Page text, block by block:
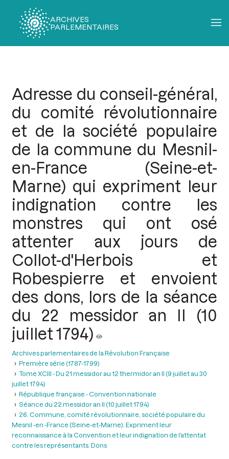
ARCHIVES
PARLEMENTAIRES
Adresse du conseil-général,
du comité révolutionnaire
et de la société populaire
de la commune du Mesnil-
en-France (Seine-et-
Marne) qui expriment leur
indignation contre les
monstres qui ont osé
attenter aux jours de
Collot-d'Herbois et
Robespierre et envoient
des dons, lors de la séance
du 22 messidor an II (10
juillet 1794)
Archives parlementaires de la Révolution Française
Première série (1787-1799)
Tome XCIII - Du 21 messidor au 12 thermidor an II (9 juillet au 30
juillet 1794)
République française - Convention nationale
Séance du 22 messidor an II (10 juillet 1794)
26. Commune, comité révolutionnaire, société populaire du
Mesnil -en -France (Seine-et-Marne). Expriment leur
reconnaissance à la Convention et leur indignation de l’attentat
contre les représentants. Dons